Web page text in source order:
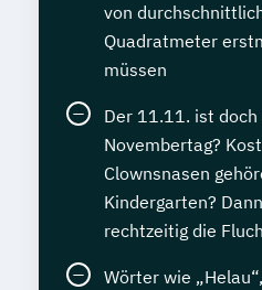
von
Quadratmeter
müssen
Der 11.11. ist
Novembertag?
Clownsnasen
Kindergarten?
rechtzeitig die
Wörter wie